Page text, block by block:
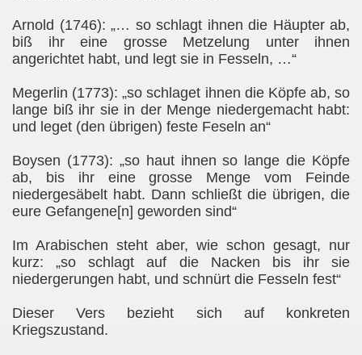
Arnold (1746): „… so schlagt ihnen die Häupter ab,
biß ihr eine grosse Metzelung unter ihnen
angerichtet habt, und legt sie in Fesseln, …“
Megerlin (1773): „so schlaget ihnen die Köpfe ab, so
lange biß ihr sie in der Menge niedergemacht habt:
und leget (den übrigen) feste Feseln an“
Boysen (1773): „so haut ihnen so lange die Köpfe
ab, bis ihr eine grosse Menge vom Feinde
niedergesäbelt habt. Dann schließt die übrigen, die
eure Gefangene[n] geworden sind“
Im Arabischen steht aber, wie schon gesagt, nur
kurz: „so schlagt auf die Nacken bis ihr sie
niedergerungen habt, und schnürt die Fesseln fest“
Dieser Vers bezieht sich auf konkreten
Kriegszustand.